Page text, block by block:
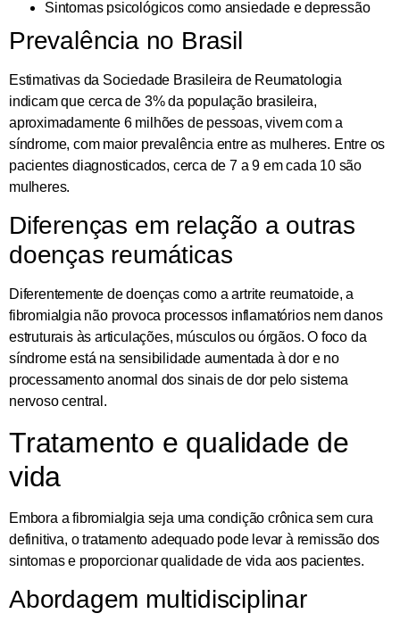
Sintomas psicológicos como ansiedade e depressão
Prevalência no Brasil
Estimativas da Sociedade Brasileira de Reumatologia
indicam que cerca de 3% da população brasileira,
aproximadamente 6 milhões de pessoas, vivem com a
síndrome, com maior prevalência entre as mulheres. Entre os
pacientes diagnosticados, cerca de 7 a 9 em cada 10 são
mulheres.
Diferenças em relação a outras
doenças reumáticas
Diferentemente de doenças como a artrite reumatoide, a
fibromialgia não provoca processos inflamatórios nem danos
estruturais às articulações, músculos ou órgãos. O foco da
síndrome está na sensibilidade aumentada à dor e no
processamento anormal dos sinais de dor pelo sistema
nervoso central.
Tratamento e qualidade de
vida
Embora a fibromialgia seja uma condição crônica sem cura
definitiva, o tratamento adequado pode levar à remissão dos
sintomas e proporcionar qualidade de vida aos pacientes.
Abordagem multidisciplinar